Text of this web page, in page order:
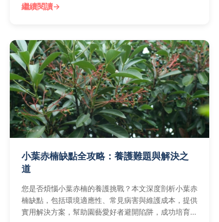
繼續閱讀
小葉赤楠缺點全攻略：養護難題與解決之
道
您是否煩惱小葉赤楠的養護挑戰？本文深度剖析小葉赤
楠缺點，包括環境適應性、常見病害與維護成本，提供
實用解決方案，幫助園藝愛好者避開陷阱，成功培育健